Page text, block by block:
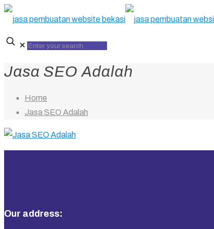
✕
Jasa SEO Adalah
Home
Jasa SEO Adalah
Our address: